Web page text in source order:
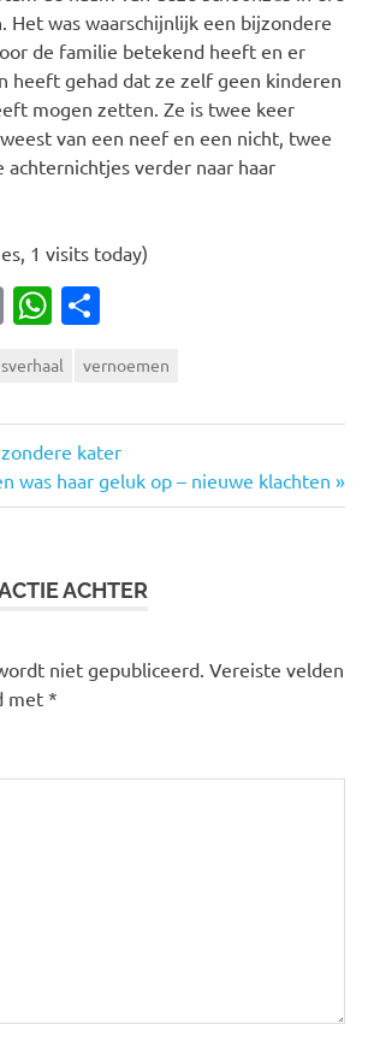
Het was waarschijnlijk een bijzondere
de familie betekend heeft en er
heeft gehad dat ze zelf geen kinderen
mogen zetten. Ze is twee keer
van een neef en een nicht, twee
achternichtjes verder naar haar
1 visits today)
EmailWhatsApp
vernoemen
kater
was haar geluk op – nieuwe klachten
ACHTER
niet gepubliceerd. Vereiste velden
met *